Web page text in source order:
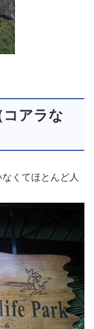
コアラな
くてほとんど人